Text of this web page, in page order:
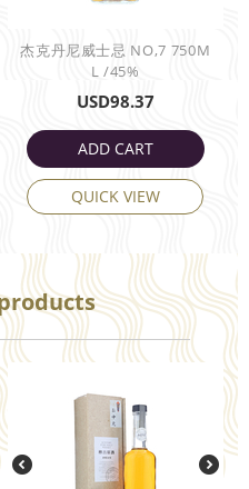
杰克丹尼威士忌 NO,7 750M
L /45%
USD98.37
ADD CART
QUICK VIEW